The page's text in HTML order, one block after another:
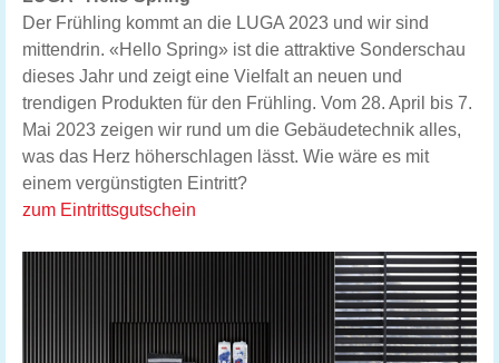
Der Frühling kommt an die LUGA 2023 und wir sind
mittendrin. «Hello Spring» ist die attraktive Sonderschau
dieses Jahr und zeigt eine Vielfalt an neuen und
trendigen Produkten für den Frühling. Vom 28. April bis 7.
Mai 2023 zeigen wir rund um die Gebäudetechnik alles,
was das Herz höherschlagen lässt. Wie wäre es mit
einem vergünstigten Eintritt?
zum Eintrittsgutschein